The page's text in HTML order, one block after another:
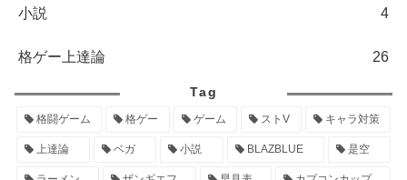
小説 4
格ゲー上達論 26
Tag
格闘ゲーム 格ゲー ゲーム ストV キャラ対策
上達論 ベガ 小説 BLAZBLUE 是空